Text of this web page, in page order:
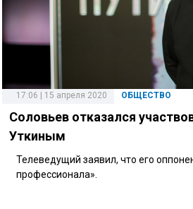
17:06 | 15 апреля 2020 ОБЩЕСТВО
Соловьев отказался
Уткиным
Телеведущий заявил, что его
профессионала».